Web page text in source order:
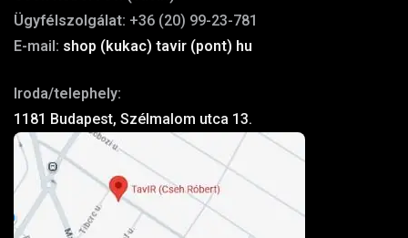
Ügyfélszolgálat: +36 (20) 99-23-781
E-mail: shop (kukac) tavir (pont) hu
Iroda/telephely:
1181 Budapest, Szélmalom utca 13.